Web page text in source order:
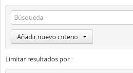
Añadir nuevo criterio
Limitar resultados por :